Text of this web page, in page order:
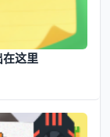
这里